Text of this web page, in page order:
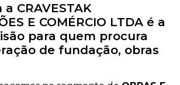
CRAVESTAK
E COMÉRCIO LTDA é a
para quem procura
de fundação, obras